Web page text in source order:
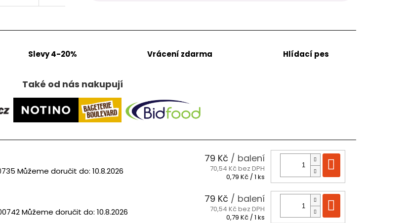
Slevy 4-20% Vrácení zdarma Hlídací pes
Také od nás nakupují
Můžeme doručit do: 10.8.2026
79 Kč / balení
70,54 Kč bez DPH
Měrná
0,79 Kč / 1 ks
Můžeme doručit do: 10.8.2026
79 Kč / balení
70,54 Kč bez DPH
Měrná
0,79 Kč / 1 ks